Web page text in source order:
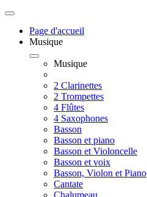
Page d'accueil
Musique
Musique
2 Clarinettes
2 Trompettes
4 Flûtes
4 Saxophones
Basson
Basson et piano
Basson et Violoncelle
Basson et voix
Basson, Violon et Piano
Cantate
Chalumeau